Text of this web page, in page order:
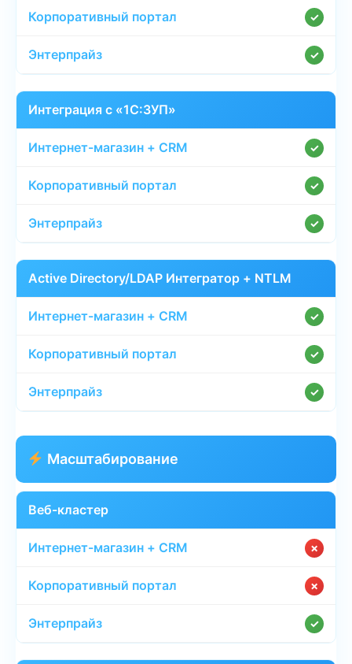
✓
✓
Интеграция с «1С:ЗУП»
✓
✓
✓
Active Directory/LDAP Интегратор + NTLM
✓
✓
✓
Масштабирование
Веб-кластер
✗
✗
✓